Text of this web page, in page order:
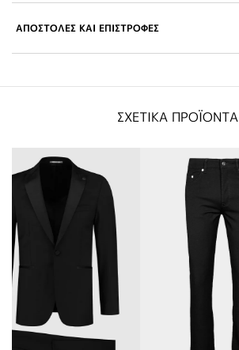
ΑΠΟΣΤΟΛΕΣ ΚΑΙ ΕΠΙΣΤΡΟΦΕΣ
ΣΧΕΤΙΚΑ ΠΡΟΪΟΝΤΑ